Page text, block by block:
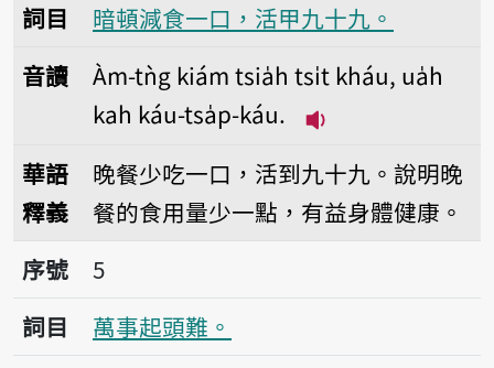
詞目
暗頓減食一口，活甲九十九。
音讀
Àm-tǹg kiám tsia̍h tsi̍t kháu, ua̍h
kah káu-tsa̍p-káu.
華語
釋義
晚餐少吃一口，活到九十九。說明晚
餐的食用量少一點，有益身體健康。
序號5萬事起頭難。
序號
5
詞目
萬事起頭難。